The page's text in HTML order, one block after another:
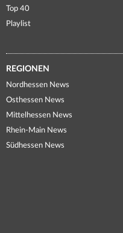
Top 40
Playlist
REGIONEN
Nordhessen News
Osthessen News
Mittelhessen News
Rhein-Main News
Südhessen News